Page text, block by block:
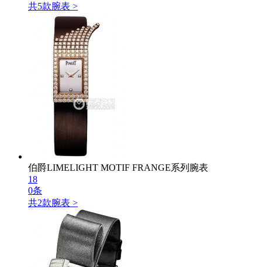
共5款腕表 >
伯爵LIMELIGHT MOTIF FRANGE系列腕表
18
0条
共2款腕表 >